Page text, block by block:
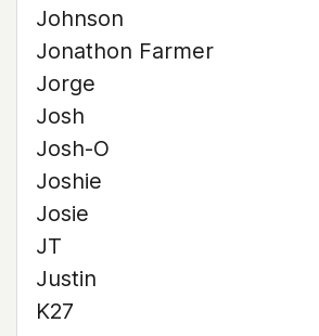
Johnson
Jonathon Farmer
Jorge
Josh
Josh-O
Joshie
Josie
JT
Justin
K27